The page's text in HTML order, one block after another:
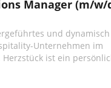
Manager (m/w/
und dynamisch
Unternehmen im
Herzstück ist ein